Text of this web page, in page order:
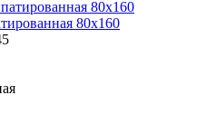
80x160